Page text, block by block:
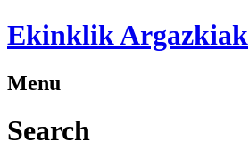
Ekinklik Argazkiak
Menu
Search